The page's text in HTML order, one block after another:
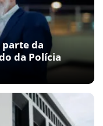
parte da
da Polícia